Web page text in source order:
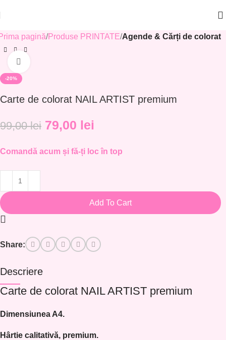
pagină Produse PRINTATE Agende & Cărți de colorat
-20%
Carte de colorat NAIL ARTIST premium
99,00lei 79,00 lei
Comandă acum și fă-ți loc în top
Add To Cart
Share:
Descriere
Carte de colorat NAIL ARTIST premium
Dimensiunea A4.
Hârtie calitativă, premium.